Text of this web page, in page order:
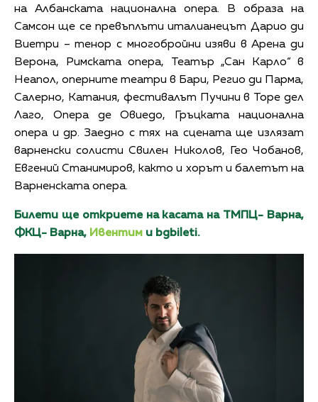
на Албанската национална опера. В образа на
Самсон ще се превъплъти италианецът Дарио ди
Виетри – тенор с многобройни изяви в Арена ди
Верона, Римската опера, Театър „Сан Карло“ в
Неапол, оперните театри в Бари, Регио ди Парма,
Салерно, Катания, фестивалът Пучини в Торе дел
Лаго, Опера де Овиедо, Гръцката национална
опера и др. Заедно с тях на сцената ще излязат
варненски солисти Свилен Николов, Гео Чобанов,
Евгений Станимиров, както и хорът и балетът на
Варненската опера.
Билети ще откриете на касата на ТМПЦ- Варна,
ФКЦ- Варна, Ивентим и bgbileti.